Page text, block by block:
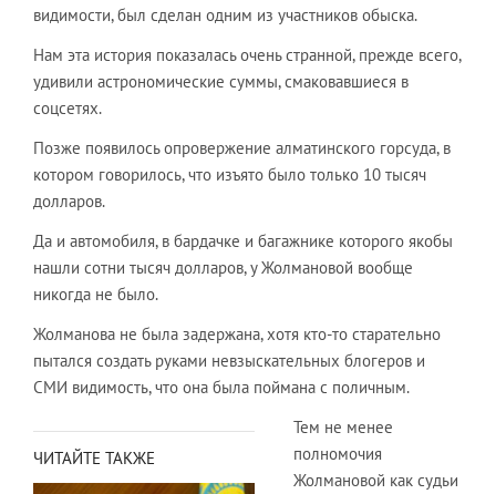
видимости, был сделан одним из участников обыска.
Нам эта история показалась очень странной, прежде всего,
удивили астрономические суммы, смаковавшиеся в
соцсетях.
Позже появилось опровержение алматинского горсуда, в
котором говорилось, что изъято было только 10 тысяч
долларов.
Да и автомобиля, в бардачке и багажнике которого якобы
нашли сотни тысяч долларов, у Жолмановой вообще
никогда не было.
Жолманова не была задержана, хотя кто-то старательно
пытался создать руками невзыскательных блогеров и
СМИ видимость, что она была поймана с поличным.
ЧИТАЙТЕ ТАКЖЕ
Тем не менее
полномочия
Жолмановой как судьи